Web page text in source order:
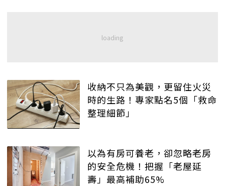
收納不只為美觀，更留住火災
時的生路！專家點名5個「救命
整理細節」
以為有房可養老，卻忽略老房
的安全危機！把握「老屋延
壽」最高補助65%